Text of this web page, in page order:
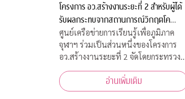
โครงการ อว.สร้างงานระยะที่ 2 สำหรับผู้ได้
รับผลกระทบจากสถานการณ์วิกฤตโค
วิด-19
ศูนย์เครือข่ายการเรียนรู้เพื่อภูมิภาค
จุฬาฯ ร่วมเป็นส่วนหนึ่งของโครงการ
อว.สร้างงานระยะที่ 2 จัดโดยกระทรวง
การอุดมศึกษา วิทยาศาสตร์ วิจัยและ
นวัตกรรม เพื่อสร้างงานสำหรับผู้ได้รับ
ผลกระทบจากสถานการณ์วิกฤตโควิด-19
อ่านเพิ่มเติม